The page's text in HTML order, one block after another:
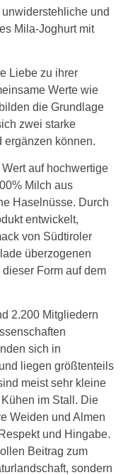
und
Mila-Joghurt mit
Liebe zu ihrer
Werte wie
die Grundlage
zwei starke
ergänzen können.
auf hochwertige
Milch aus
Haselnüsse. Durch
entwickelt,
von Südtiroler
überzogenen
Form auf dem
2.200 Mitgliedern
sich in
liegen größtenteils
meist sehr kleine
im Stall. Die
Weiden und Almen
und Hingabe.
Beitrag zum
sondern